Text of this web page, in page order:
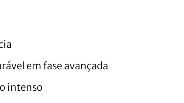
em fase avançada
intenso